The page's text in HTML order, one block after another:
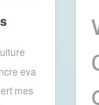
eva
mes